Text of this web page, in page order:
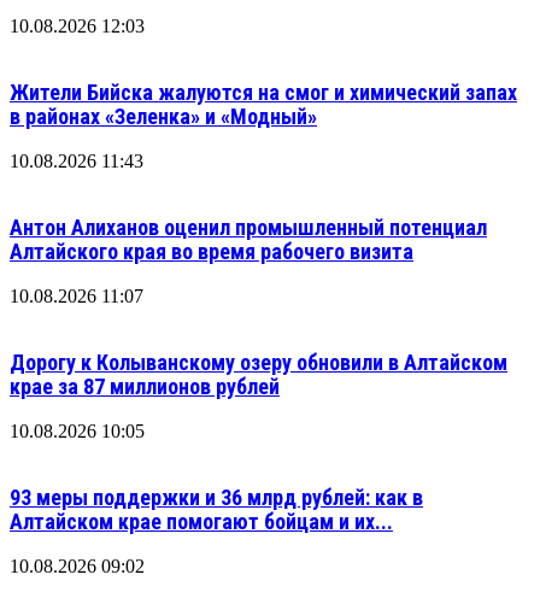
10.08.2026 12:03
Жители Бийска жалуются на смог и химический запах
в районах «Зеленка» и «Модный»
10.08.2026 11:43
Антон Алиханов оценил промышленный потенциал
Алтайского края во время рабочего визита
10.08.2026 11:07
Дорогу к Колыванскому озеру обновили в Алтайском
крае за 87 миллионов рублей
10.08.2026 10:05
93 меры поддержки и 36 млрд рублей: как в
Алтайском крае помогают бойцам и их...
10.08.2026 09:02